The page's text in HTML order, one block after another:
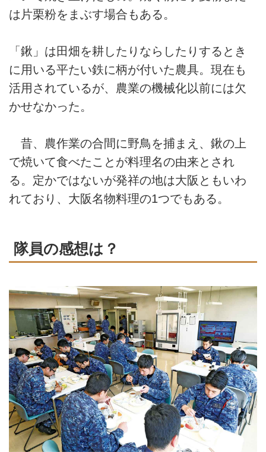
は片栗粉をまぶす場合もある。
「鍬」は田畑を耕したりならしたりするとき
に用いる平たい鉄に柄が付いた農具。現在も
活用されているが、農業の機械化以前には欠
かせなかった。
昔、農作業の合間に野鳥を捕まえ、鍬の上
で焼いて食べたことが料理名の由来とされ
る。定かではないが発祥の地は大阪ともいわ
れており、大阪名物料理の1つでもある。
隊員の感想は？